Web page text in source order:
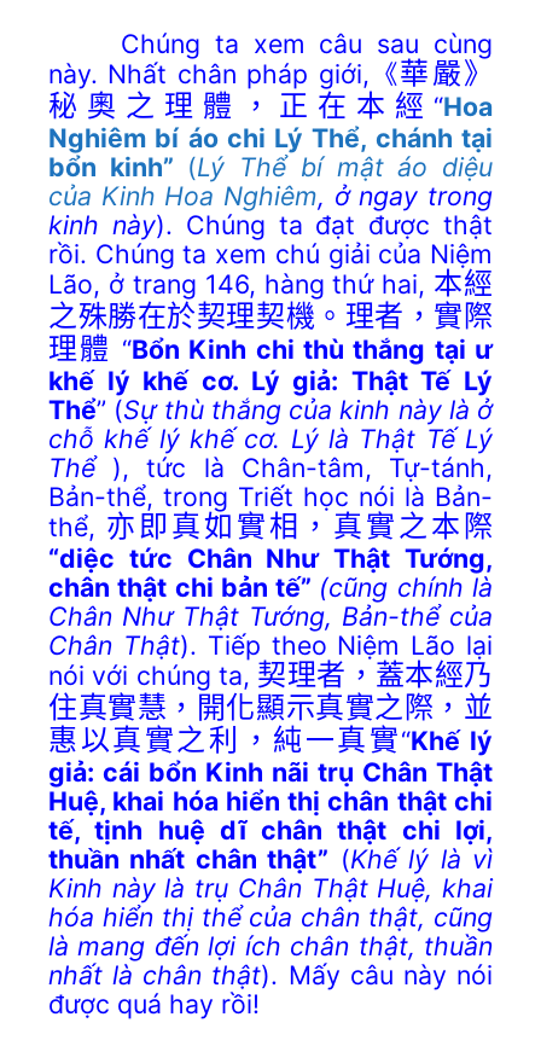
Chúng ta xem câu sau cùng
này. Nhất chân pháp giới, 《華嚴》
秘奧之理體，正在本經 “Hoa
Nghiêm bí áo chi Lý Thể, chánh tại
bổn kinh” (Lý Thể bí mật áo diệu
của Kinh Hoa Nghiêm, ở ngay trong
kinh này). Chúng ta đạt được thật
rồi. Chúng ta xem chú giải của Niệm
Lão, ở trang 146, hàng thứ hai, 本經
之殊勝在於契理契機。理者，實際
理體 “Bổn Kinh chi thù thắng tại ư
khế lý khế cơ. Lý giả: Thật Tế Lý
Thể” (Sự thù thắng của kinh này là ở
chỗ khế lý khế cơ. Lý là Thật Tế Lý
Thể ), tức là Chân-tâm, Tự-tánh,
Bản-thể, trong Triết học nói là Bản-
thể, 亦即真如實相，真實之本際
“diệc tức Chân Như Thật Tướng,
chân thật chi bản tế” (cũng chính là
Chân Như Thật Tướng, Bản-thể của
Chân Thật). Tiếp theo Niệm Lão lại
nói với chúng ta, 契理者，蓋本經乃
住真實慧，開化顯示真實之際，並
惠以真實之利，純一真實“Khế lý
giả: cái bổn Kinh nãi trụ Chân Thật
Huệ, khai hóa hiển thị chân thật chi
tế, tịnh huệ dĩ chân thật chi lợi,
thuần nhất chân thật” (Khế lý là vì
Kinh này là trụ Chân Thật Huệ, khai
hóa hiển thị thể của chân thật, cũng
là mang đến lợi ích chân thật, thuần
nhất là chân thật). Mấy câu này nói
được quá hay rồi!